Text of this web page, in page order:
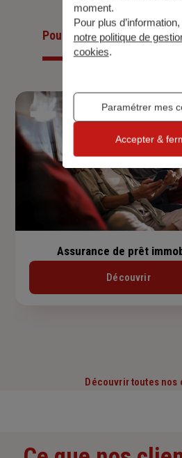
Pour les particuliersPour
Assurance de prêt
Découvrir
Découvrir toutes nos
moment.
Pour plus d’information,
notre politique de
cookies.
Paramétrer mes
Accepter &